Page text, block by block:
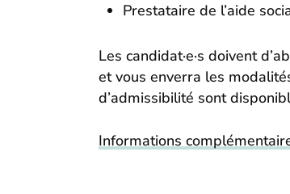
Prestataire de l’aide
Les candidat·e·s doivent
et vous enverra les
d’admissibilité sont
Informations